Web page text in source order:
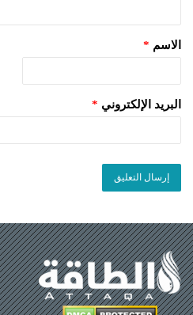
الاسم *
البريد الإلكتروني *